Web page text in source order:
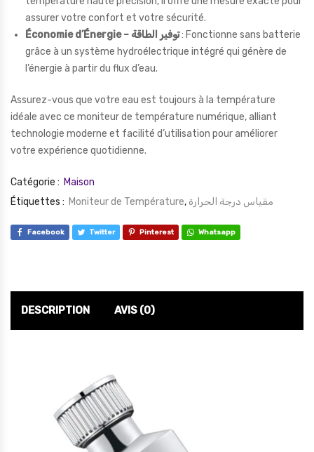
assurer votre confort et votre sécurité.
Économie d’Énergie – توفير الطاقة: Fonctionne sans batterie
grâce à un système hydroélectrique intégré qui génère de
l’énergie à partir du flux d’eau.
Assurez-vous que votre eau est toujours à la température
idéale avec ce moniteur de température numérique, alliant
technologie moderne et facilité d’utilisation pour améliorer
votre expérience quotidienne.
Catégorie : Maison
Étiquettes : Moniteur de Température, مقياس درجة الحرارة
Facebook Twitter Pinterest Whatsapp
DESCRIPTION AVIS (0)